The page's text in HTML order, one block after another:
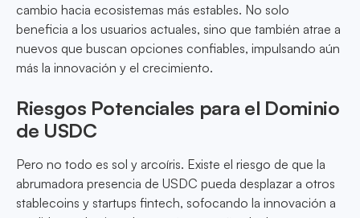
cambio hacia ecosistemas más estables. No solo
beneficia a los usuarios actuales, sino que también atrae a
nuevos que buscan opciones confiables, impulsando aún
más la innovación y el crecimiento.
Riesgos Potenciales para el Dominio
de USDC
Pero no todo es sol y arcoíris. Existe el riesgo de que la
abrumadora presencia de USDC pueda desplazar a otros
stablecoins y startups fintech, sofocando la innovación a